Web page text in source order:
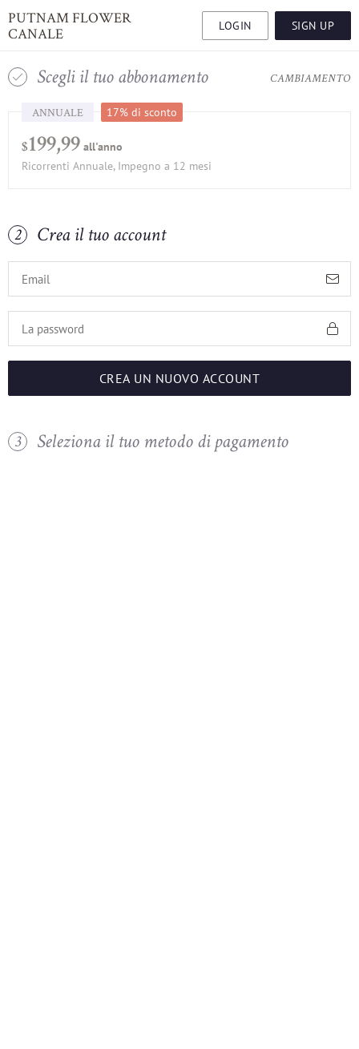
PUTNAM FLOWER
CANALE
LOGIN SIGN UP
1 Scegli il tuo abbonamento CAMBIAMENTO
ANNUALE 17% di sconto
$199,99 all'anno
Ricorrenti Annuale, Impegno a 12 mesi
2 Crea il tuo account
CREA UN NUOVO ACCOUNT
3 Seleziona il tuo metodo di pagamento